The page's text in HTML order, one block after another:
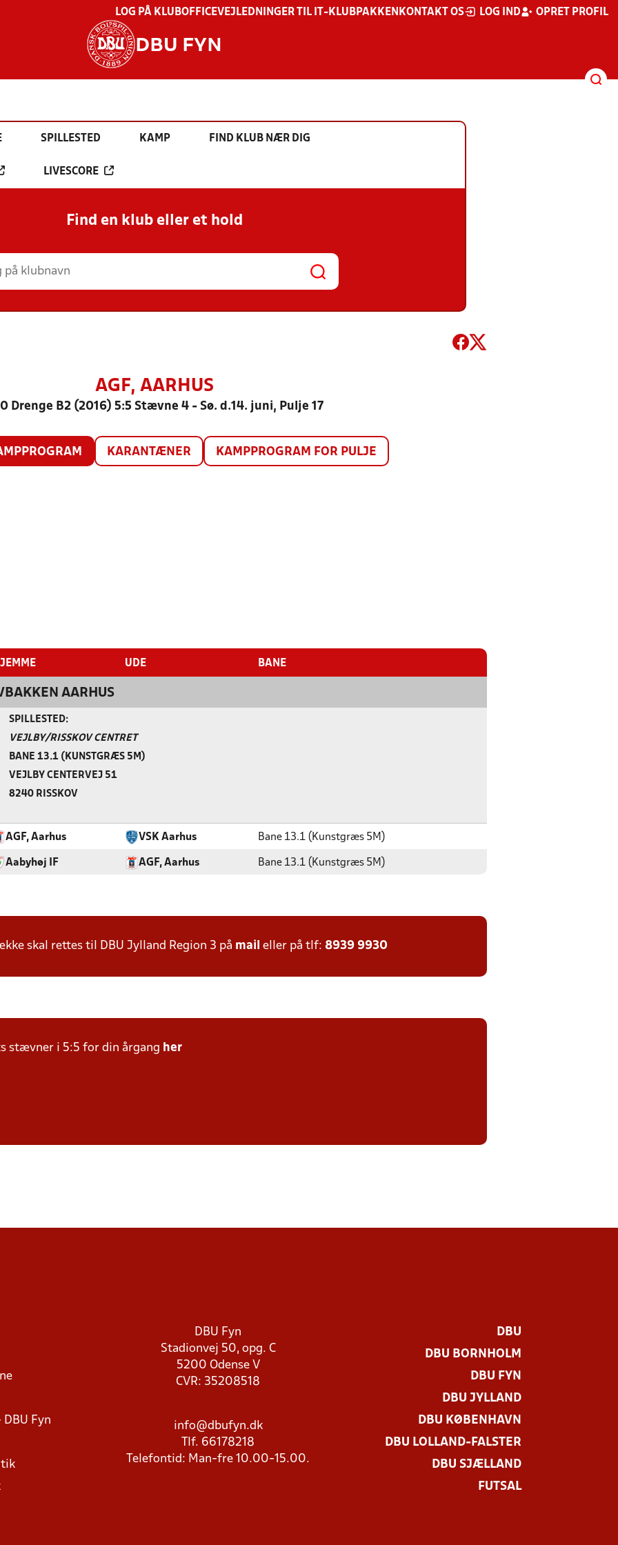
LOG PÅ KLUBOFFICEVEJLEDNINGER TIL IT-KLUBPAKKEN KONTAKT OS LOG IND OPRET PROFIL
DBU FYN
SPILLESTED KAMP FIND KLUB NÆR DIG
LIVESCORE
Find en klub eller et hold
AGF, AARHUS
Drenge B2 (2016) 5:5 Stævne 4 - Sø. d.14. juni, Pulje 17
KARANTÆNER KAMPPROGRAM FOR PULJE
UDE BANE
AARHUS
SPILLESTED:
VEJLBY/RISSKOV CENTRET
BANE 13.1 (KUNSTGRÆS 5M)
VEJLBY CENTERVEJ 51
8240 RISSKOV
AGF, Aarhus VSK Aarhus Bane 13.1 (Kunstgræs 5M)
Aabyhøj IF AGF, Aarhus Bane 13.1 (Kunstgræs 5M)
skal rettes til DBU Jylland Region 3 på mail eller på tlf: 8939 9930
stævner i 5:5 for din årgang her
Fyn
DBU Fyn
Stadionvej 50, opg. C
5200 Odense V
CVR: 35208518
info@dbufyn.dk
Tlf. 66178218
Telefontid: Man-fre 10.00-15.00.
DBU
DBU BORNHOLM
DBU FYN
DBU JYLLAND
DBU KØBENHAVN
DBU LOLLAND-FALSTER
DBU SJÆLLAND
FUTSAL